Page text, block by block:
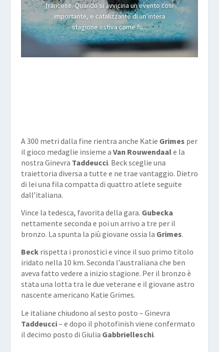
francese. Quando si avvicina un evento così
importante, e catalizzante di un’intera
stagione estiva come fu...
A 300 metri dalla fine rientra anche Katie Grimes per
il gioco medaglie insieme a Van Rouwendaale la
nostra Ginevra Taddeucci. Beck sceglie una
traiettoria diversa a tutte e ne trae vantaggio. Dietro
di lei una fila compatta di quattro atlete seguite
dall’italiana.
Vince la tedesca, favorita della gara. Gubecka
nettamente seconda e poi un arrivo a tre per il
bronzo. La spunta la più giovane ossia la Grimes.
Beckrispetta i pronostici e vince il suo primo titolo
iridato nella 10 km. Seconda l’australiana che ben
aveva fatto vedere a inizio stagione. Per il bronzo è
stata una lotta tra le due veterane e il giovane astro
nascente americano Katie Grimes.
Le italiane chiudono al sesto posto – Ginevra
Taddeucci– e dopo il photofinish viene confermato
il decimo posto di Giulia Gabbrielleschi.